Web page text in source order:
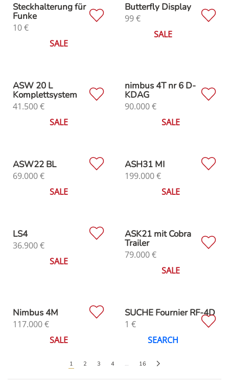
Steckhalterung für
Funke
10€
SALE
Butterfly Display
99€
SALE
ASW 20 L
Komplettsystem
41.500€
SALE
nimbus 4T nr 6 D-
KDAG
90.000€
SALE
ASW22 BL
69.000€
SALE
ASH31 MI
199.000€
SALE
LS4
36.900€
SALE
ASK21 mit Cobra
Trailer
79.000€
SALE
Nimbus 4M
117.000€
SALE
SUCHE Fournier RF-4D
1 €
SEARCH
1 2 3 4 … 16